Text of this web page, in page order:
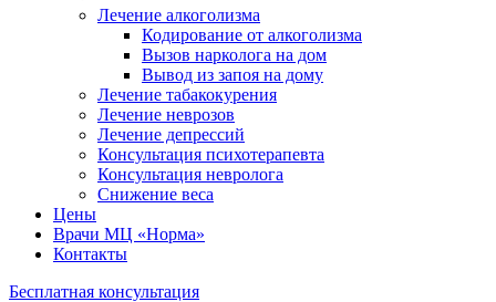
Лечение алкоголизма
Кодирование от алкоголизма
Вызов нарколога на дом
Вывод из запоя на дому
Лечение табакокурения
Лечение неврозов
Лечение депрессий
Консультация психотерапевта
Консультация невролога
Снижение веса
Цены
Врачи МЦ «Норма»
Контакты
Бесплатная консультация